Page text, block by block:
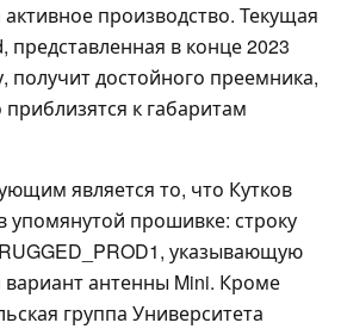
производство. Текущая
представленная в конце 2023
получит достойного преемника,
к габаритам
является то, что Кутков
упомянутой прошивке: строку
указывающую
антенны Mini. Кроме
группа Университета